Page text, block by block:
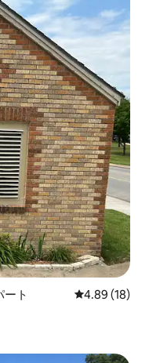
ト レビュー18
4.89 (18)